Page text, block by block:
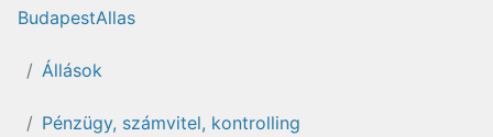
BudapestAllas
Állások
Pénzügy, számvitel, kontrolling